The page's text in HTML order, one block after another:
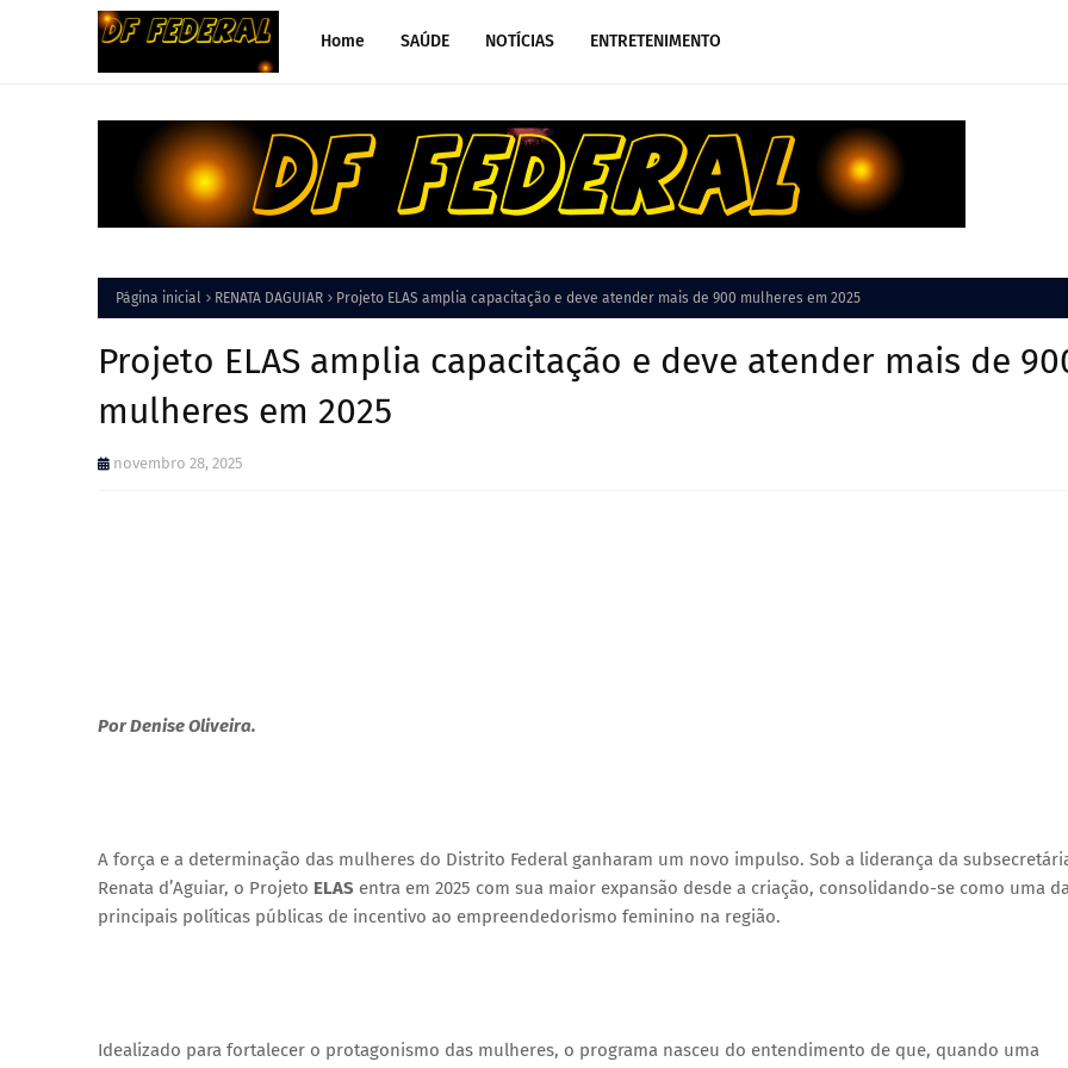
Home SAÚDE NOTÍCIAS ENTRETENIMENTO
Página inicial RENATA DAGUIAR Projeto ELAS amplia capacitação e deve atender mais de 900 mulheres em 2025
Projeto ELAS amplia capacitação e deve atender mais de
mulheres em 2025
novembro 28, 2025
Por Denise Oliveira.
A força e a determinação das mulheres do Distrito Federal ganharam um novo impulso. Sob a liderança da
Renata d’Aguiar, o Projeto ELAS entra em 2025 com sua maior expansão desde a criação, consolidando-se como uma
principais políticas públicas de incentivo ao empreendedorismo feminino na região.
Idealizado para fortalecer o protagonismo das mulheres, o programa nasceu do entendimento de que, quando uma